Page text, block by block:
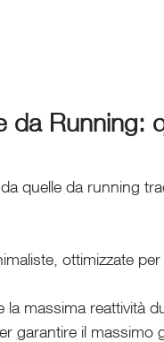
Running:
quelle da running
ottimizzate
massima reattività
garantire il massimo